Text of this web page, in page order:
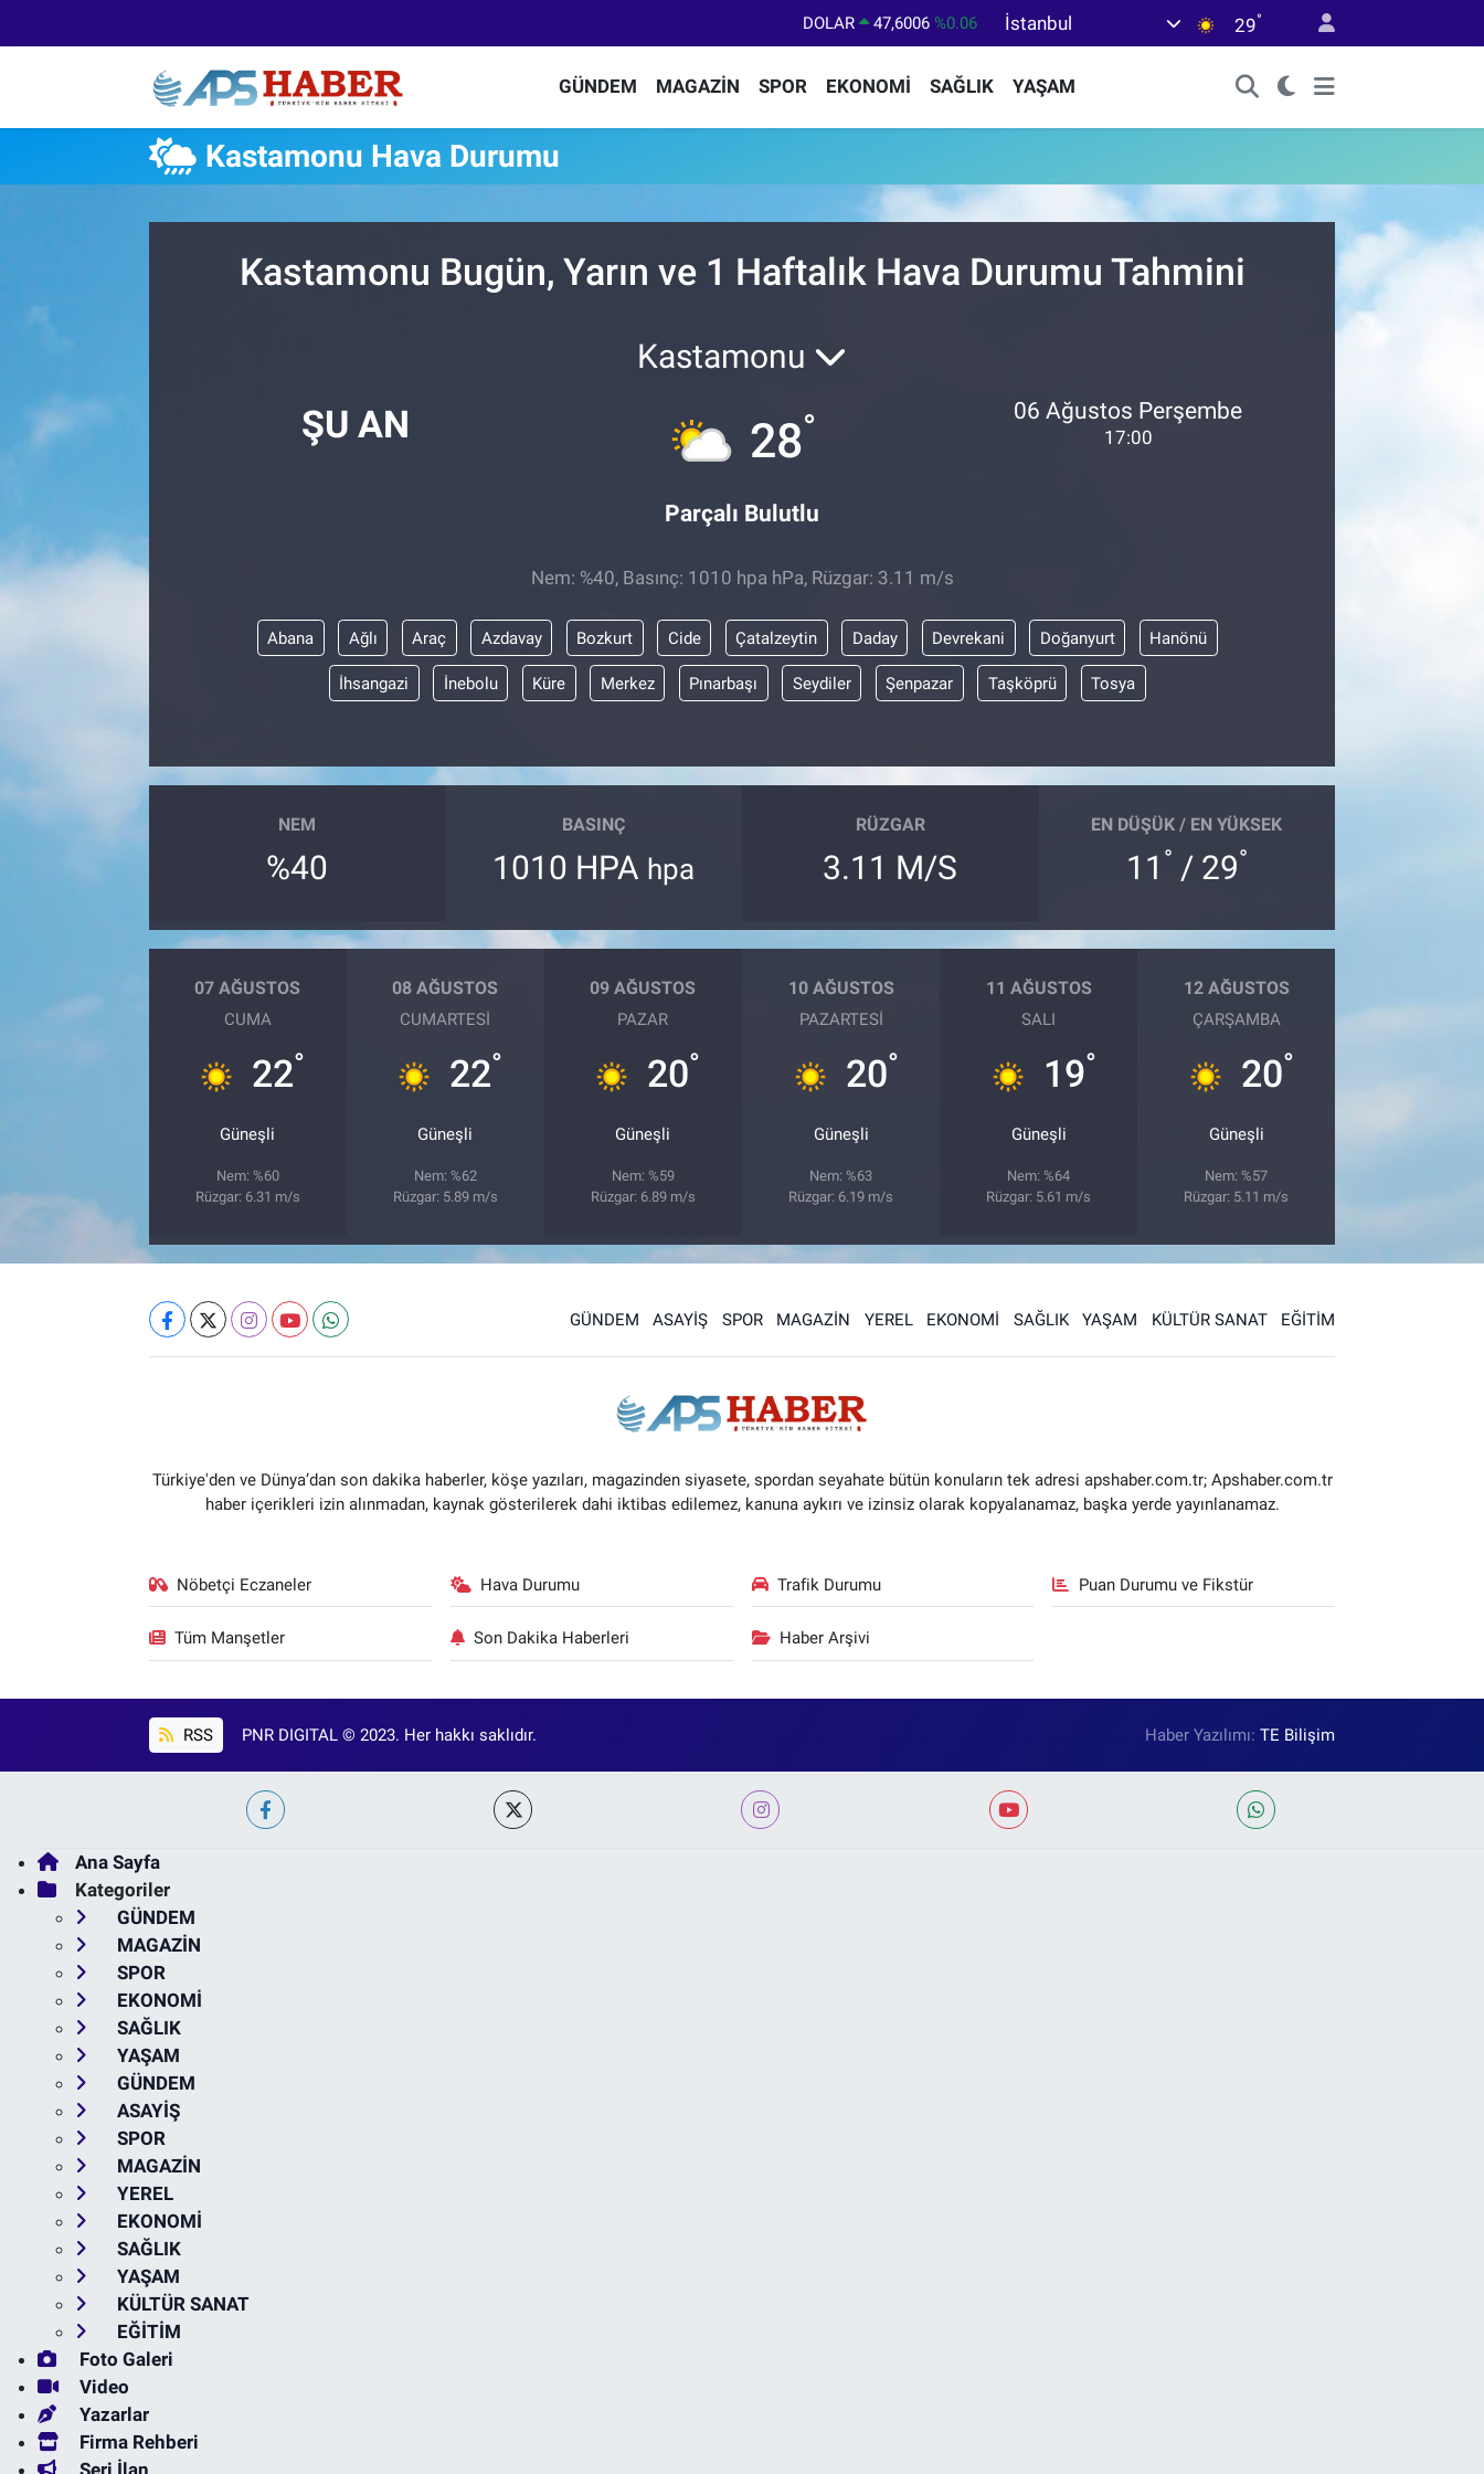
DOLAR 47,6006 %0.06
BİST100
13.768 %48
BITCOIN
64.602,05 %0.69
İstanbul 29°
GÜNDEM MAGAZİN SPOR EKONOMİ SAĞLIK YAŞAM
Kastamonu Hava Durumu
Kastamonu Bugün, Yarın ve 1 Haftalık Hava Durumu Tahmini
ŞU AN
Kastamonu
28°
Parçalı Bulutlu
06 Ağustos Perşembe
17:00
Nem: %40, Basınç: 1010 hpa hPa, Rüzgar: 3.11 m/s
Abana Ağlı Araç Azdavay Bozkurt Cide Çatalzeytin Daday Devrekani Doğanyurt Hanönü
İhsangazi İnebolu Küre Merkez Pınarbaşı Seydiler Şenpazar Taşköprü Tosya
NEM
%40
BASINÇ
1010 HPA hpa
RÜZGAR
3.11 M/S
EN DÜŞÜK / EN YÜKSEK
11 ° / 29°
07 AĞUSTOS
CUMA
22°
Güneşli
Nem: %60
Rüzgar: 6.31 m/s
08 AĞUSTOS
CUMARTESI
22°
Güneşli
Nem: %62
Rüzgar: 5.89 m/s
09 AĞUSTOS
PAZAR
20°
Güneşli
Nem: %59
Rüzgar: 6.89 m/s
10 AĞUSTOS
PAZARTESI
20°
Güneşli
Nem: %63
Rüzgar: 6.19 m/s
11 AĞUSTOS
SALI
19°
Güneşli
Nem: %64
Rüzgar: 5.61 m/s
12 AĞUSTOS
ÇARŞAMBA
20°
Güneşli
Nem: %57
Rüzgar: 5.11 m/s
GÜNDEM ASAYİŞ SPOR MAGAZİN YEREL EKONOMİ SAĞLIK YAŞAM KÜLTÜR SANAT EĞİTİM
Türkiye'den ve Dünya’dan son dakika haberler, köşe yazıları, magazinden siyasete, spordan seyahate bütün konuların tek adresi apshaber.com.tr; Apshaber.com.tr
haber içerikleri izin alınmadan, kaynak gösterilerek dahi iktibas edilemez, kanuna aykırı ve izinsiz olarak kopyalanamaz, başka yerde yayınlanamaz.
Nöbetçi Eczaneler Hava Durumu Trafik Durumu Puan Durumu ve Fikstür
Tüm Manşetler Son Dakika Haberleri Haber Arşivi
RSS PNR DIGITAL © 2023. Her hakkı saklıdır. Haber Yazılımı:TE Bilişim
Ana Sayfa
Kategoriler
GÜNDEM
MAGAZİN
SPOR
EKONOMİ
SAĞLIK
YAŞAM
GÜNDEM
ASAYİŞ
SPOR
MAGAZİN
YEREL
EKONOMİ
SAĞLIK
YAŞAM
KÜLTÜR SANAT
EĞİTİM
Foto Galeri
Video
Yazarlar
Firma Rehberi